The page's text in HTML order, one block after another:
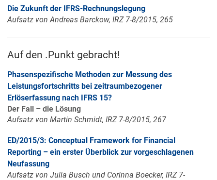
Die Zukunft der IFRS-Rechnungslegung
Aufsatz von Andreas Barckow, IRZ 7-8/2015, 265
Auf den .Punkt gebracht!
Phasenspezifische Methoden zur Messung des
Leistungsfortschritts bei zeitraumbezogener
Erlöserfassung nach IFRS 15?
Der Fall – die Lösung
Aufsatz von Martin Schmidt, IRZ 7-8/2015, 267
ED/2015/3: Conceptual Framework for Financial
Reporting – ein erster Überblick zur vorgeschlagenen
Neufassung
Aufsatz von Julia Busch und Corinna Boecker, IRZ 7-